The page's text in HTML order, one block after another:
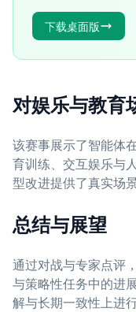
下载桌面版
对娱乐与教育
该赛事展示了智能体
育训练、交互娱乐与
型改进提供了真实场景
总结与展望
通过对战与专家点评
与策略性任务中的进
解与长期一致性上进